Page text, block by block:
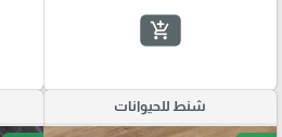
add_shopping_cart
شنط للحيوانات